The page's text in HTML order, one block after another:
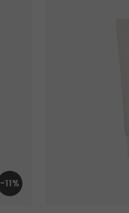
-11%